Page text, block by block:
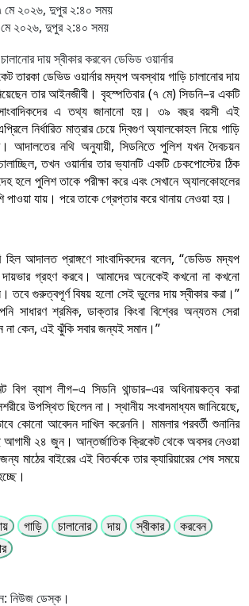
২০২৬, দুপুর ২:৪০ সময়
২০২৬, দুপুর ২:৪০ সময়
তারকা ডেভিড ওয়ার্নার মদ্যপ অবস্থায় গাড়ি চালানোর দায়
তার আইনজীবী। বৃহস্পতিবার (৭ মে) সিডনি–র একটি
এ তথ্য জানানো হয়। ৩৯ বছর বয়সী এই
নির্ধারিত মাত্রার চেয়ে দ্বিগুণ অ্যালকোহল নিয়ে গাড়ি
আদালতের নথি অনুযায়ী, সিডনিতে পুলিশ যখন দৈবচয়ন
তখন ওয়ার্নার তার ভ্যানটি একটি চেকপোস্টের ঠিক
হলে পুলিশ তাকে পরীক্ষা করে এবং সেখানে অ্যালকোহলের
পাওয়া যায়। পরে তাকে গ্রেপ্তার করে থানায় নেওয়া হয়।
হিল আদালত প্রাঙ্গণে সাংবাদিকদের বলেন, “ডেভিড মদ্যপ
দায়ভার গ্রহণ করবে। আমাদের অনেকেই কখনো না কখনো
তবে গুরুত্বপূর্ণ বিষয় হলো সেই ভুলের দায় স্বীকার করা।”
সাধারণ শ্রমিক, ডাক্তার কিংবা বিশ্বের অন্যতম সেরা
না কেন, এই ঝুঁকি সবার জন্যই সমান।”
বিগ ব্যাশ লীগ–এ সিডনি থান্ডার–এর অধিনায়কত্ব করা
উপস্থিত ছিলেন না। স্থানীয় সংবাদমাধ্যম জানিয়েছে,
কোনো আবেদন দাখিল করেননি। মামলার পরবর্তী শুনানির
আগামী ২৪ জুন। আন্তর্জাতিক ক্রিকেট থেকে অবসর নেওয়া
মাঠের বাইরের এই বিতর্ককে তার ক্যারিয়ারের শেষ সময়ে
গাড়ি চালানোর দায় স্বীকার
করবেন
নিউজ ডেস্ক।